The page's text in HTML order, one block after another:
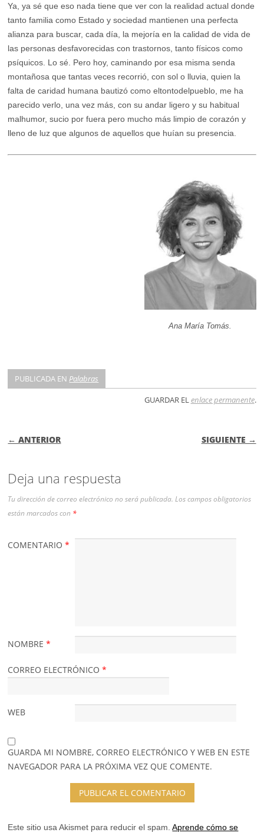
Ya, ya sé que eso nada tiene que ver con la realidad actual donde
tanto familia como Estado y sociedad mantienen una perfecta
alianza para buscar, cada día, la mejoría en la calidad de vida de
las personas desfavorecidas con trastornos, tanto físicos como
psíquicos. Lo sé. Pero hoy, caminando por esa misma senda
montañosa que tantas veces recorrió, con sol o lluvia, quien la
falta de caridad humana bautizó como eltontodelpueblo, me ha
parecido verlo, una vez más, con su andar ligero y su habitual
malhumor, sucio por fuera pero mucho más limpio de corazón y
lleno de luz que algunos de aquellos que huían su presencia.
Ana María Tomás.
PUBLICADA EN Palabras
GUARDAR ELenlace permanente.
NAVEGACIÓN DE ENTRADAS
← ANTERIOR SIGUIENTE →
Deja una respuesta
Tu dirección de correo electrónico no será publicada. Los campos obligatorios
están marcados con *
COMENTARIO*
NOMBRE*
CORREO ELECTRÓNICO*
WEB
GUARDA MI NOMBRE, CORREO ELECTRÓNICO Y WEB EN ESTE
NAVEGADOR PARA LA PRÓXIMA VEZ QUE COMENTE.
Este sitio usa Akismet para reducir el spam.Aprende cómo se